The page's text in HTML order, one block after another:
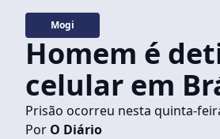
Mogi
Homem é
celular em
Prisão ocorreu nesta quinta-
Por O Diário